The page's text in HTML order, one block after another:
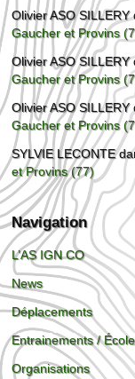
Olivier ASO SILLERY
Gaucher et Provins
Olivier ASO SILLERY
Gaucher et Provins
Olivier ASO SILLERY
Gaucher et Provins
SYLVIE LECONTE
et Provins (77)
Navigation
L’AS IGN CO
News
Déplacements
Entrainements /
Organisations